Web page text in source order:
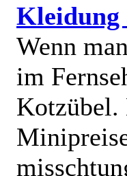
Kleidung
Wenn
im
Kotzübel.